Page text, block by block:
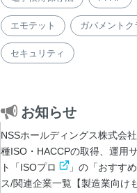
エモテット ガバメントク
セキュリティ
お知らせ
NSSホールディングス株式会
種ISO・HACCPの取得、運用
ト「ISOプロ 」の「おすす
ス/関連企業一覧【製造業向け